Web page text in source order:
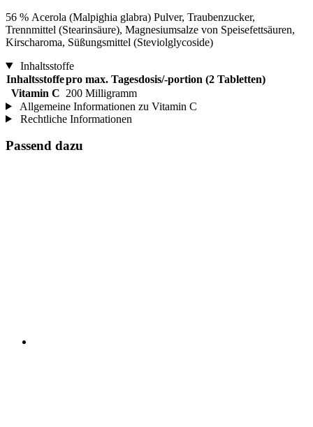
56 % Acerola (Malpighia glabra) Pulver, Traubenzucker,
Trennmittel (Stearinsäure), Magnesiumsalze von Speisefettsäuren,
Kirscharoma, Süßungsmittel (Steviolglycoside)
Inhaltsstoffe
Inhaltsstoffepro max. Tagesdosis/-portion (2 Tabletten)
Vitamin C 200 Milligramm
Allgemeine Informationen zu Vitamin C
Rechtliche Informationen
Passend dazu